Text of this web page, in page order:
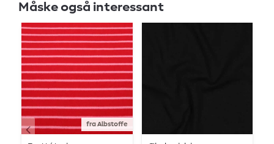
Måske også interessant
fra Albstoffe